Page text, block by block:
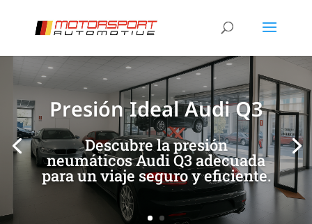
Presión Ideal Audi Q3
Descubre la presión
neumáticos Audi Q3 adecuada
para un viaje seguro y eficiente.
[/et_pb_slide]